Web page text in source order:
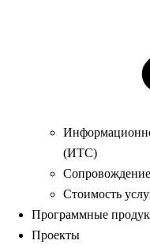
(ИТС)
Стоимость
Программные
Проекты